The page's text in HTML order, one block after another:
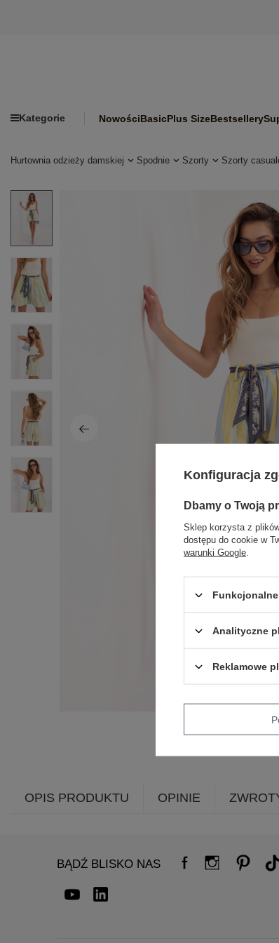
Kategorie NowościBasicPlus SizeBestsellery
Hurtownia odzieży damskiej Spodnie Szorty Szorty
OPIS PRODUKTU OPINIE
BĄDŹ BLISKO NAS
Konfiguracja
Dbamy o Twoją
Sklep korzysta z
dostępu do cookie w
warunki Google
Analityczne
Reklamowe